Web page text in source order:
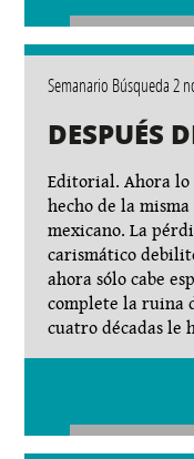
Semanario Búsqueda 2
DESPUÉS
Editorial. Ahora lo
hecho de la
mexicano. La
carismático
ahora sólo cabe
complete la ruina
cuatro décadas le